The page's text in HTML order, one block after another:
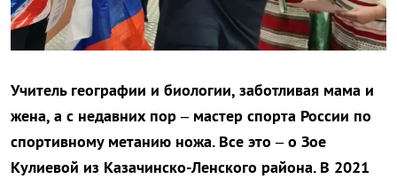
Учитель географии и биологии, заботливая мама и
жена, а с недавних пор – мастер спорта России по
спортивному метанию ножа. Все это – о Зое
Кулиевой из Казачинско-Ленского района. В 2021